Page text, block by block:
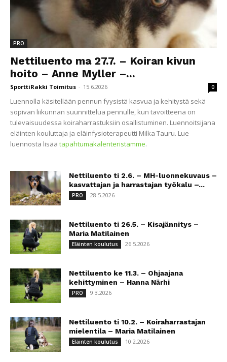
PRO
Nettiluento ma 27.7. – Koiran kivun
hoito – Anne Myller –...
SporttiRakki Toimitus - 15.6.2026 0
Luennolla käsitellään pennun fyysistä kasvua ja kehitystä sekä
sopivan liikunnan suunnittelua pennulle, kun tavoitteena on
tulevaisuudessa koiraharrastuksiin osallistuminen. Luennoitsijana
eläinten kouluttaja ja eläinfysioterapeutti Milka Tauru. Lue
luennosta lisää tapahtumakalenteristamme.
Nettiluento ti 2.6. – MH-luonnekuvaus –
kasvattajan ja harrastajan työkalu –...
PRO 28.5.2026
Nettiluento ti 26.5. – Kisajännitys –
Maria Matilainen
Eläinten koulutus 26.5.2026
Nettiluento ke 11.3. – Ohjaajana
kehittyminen – Hanna Närhi
PRO 9.3.2026
Nettiluento ti 10.2. – Koiraharrastajan
mielentila – Maria Matilainen
Eläinten koulutus 10.2.2026